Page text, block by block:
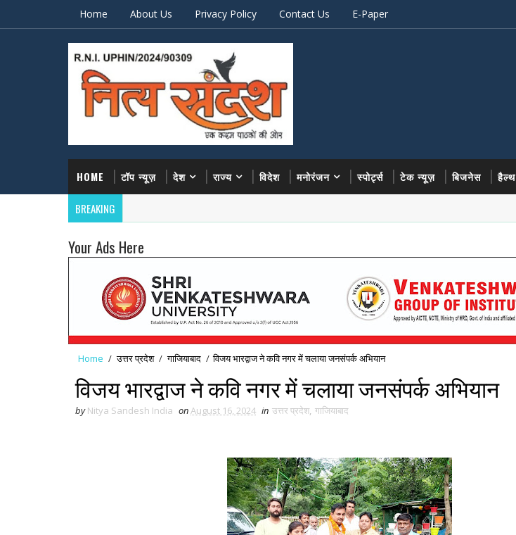
Home About Us Privacy Policy Contact Us E-Paper
HOME टॉप न्यूज़ देश राज्य विदेश मनोरंजन स्पोर्ट्स टेक न्यूज़ बिजनेस हैल्थ
BREAKING
Your Ads Here
Home / उत्तर प्रदेश / गाजियाबाद / विजय भारद्वाज ने कवि नगर में चलाया जनसंपर्क अभियान
विजय भारद्वाज ने कवि नगर में चलाया जनसंपर्क अभियान
by Nitya Sandesh India onAugust 16, 2024 in उत्तर प्रदेश, गाजियाबाद